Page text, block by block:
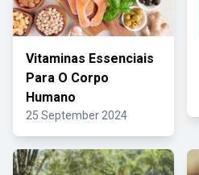
Vitaminas Essenciais
Para O Corpo
Humano
25 September 2024